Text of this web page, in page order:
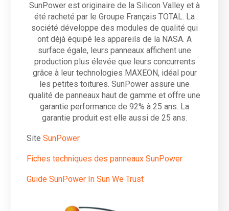
SunPower est originaire de la Silicon Valley et à
été racheté par le Groupe Français TOTAL. La
société développe des modules de qualité qui
ont déjà équipé les appareils de la NASA. A
surface égale, leurs panneaux affichent une
production plus élevée que leurs concurrents
grâce à leur technologies MAXEON, idéal pour
les petites toitures. SunPower assure une
qualité de panneaux haut de gamme et offre une
garantie performance de 92% à 25 ans. La
garantie produit est elle aussi de 25 ans.
SiteSunPower
Fiches techniques des panneaux SunPower
Guide SunPower In Sun We Trust